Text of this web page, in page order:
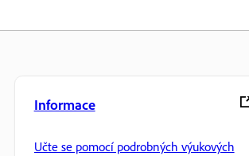
Informace
Učte se pomocí podrobných výukových